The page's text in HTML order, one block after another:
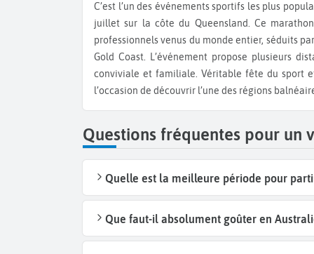
aventure australienne dans
Grande Barrière de Corail
de snorkeling est accessible en bateau depuis
séjour dans le Queenslandpar l’exploration de l’
nichées au large de la côte du Queensland,
ses spots de snorkeling exceptionnels. Ne
voyageurs du monde entier. Partez ensuite à
anciennes forêts du globe, où vous pourrez
sable au monde, accessible depuis Hervey
spectaculaires entre lacs d’eau douce comme le
comme leMaheno Shipwreck. Enfin, explorez
C’est l’un des événements sportifs les plus populaires d’Australie, organisé chaque année au début du mois de
juillet sur la côte du Queensland. Ce
professionnels venus du monde entier, séduits
Gold Coast. L’événement propose plusieurs
conviviale et familiale. Véritable fête du sport
l’occasion de découvrir l’une des régions
Questions fréquentes pour un
Quelle est la meilleure période pour
Que faut-il absolument goûter en